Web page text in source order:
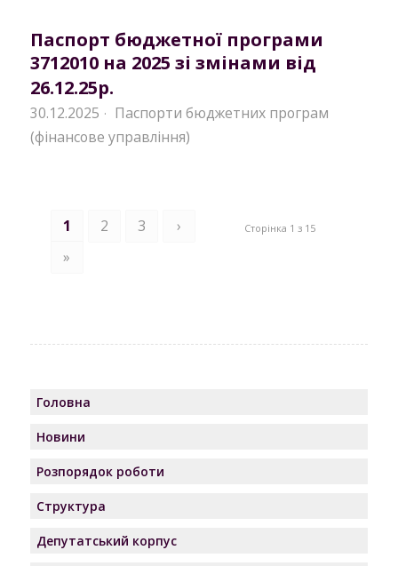
Паспорт бюджетної програми
3712010 на 2025 зі змінами від
26.12.25р.
30.12.2025 · Паспорти бюджетних програм
(фінансове управління)
Сторінка 1 з 15
1 2 3
›
»
Головна
Новини
Розпорядок роботи
Структура
Депутатський корпус